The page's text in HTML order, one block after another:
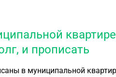
и прописать